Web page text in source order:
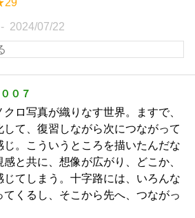
2024/07/22
０７
ロ写真が織りなす世界。ますで、
して、復習しながら次につながって
じ。こういうところを描いたんだな
と共に、想像が広がり、どこか、
じてしまう。十字路には、いろんな
てくるし、そこから先へ、つながっ